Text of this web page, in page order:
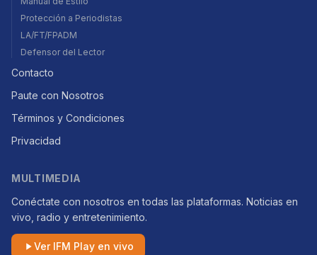
Protección a Periodistas
LA/FT/FPADM
Defensor del Lector
Contacto
Paute con Nosotros
Términos y Condiciones
Privacidad
MULTIMEDIA
Conéctate con nosotros en todas las plataformas. Noticias en
vivo, radio y entretenimiento.
Ver IFM Play en vivo